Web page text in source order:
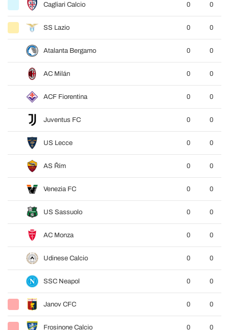
Cagliari Calcio 0 0
SS Lazio 0 0
Atalanta Bergamo 0 0
AC Milán 0 0
ACF Fiorentina 0 0
Juventus FC 0 0
US Lecce 0 0
AS Řím 0 0
Venezia FC 0 0
US Sassuolo 0 0
AC Monza 0 0
Udinese Calcio 0 0
SSC Neapol 0 0
Janov CFC 0 0
Frosinone Calcio 0 0